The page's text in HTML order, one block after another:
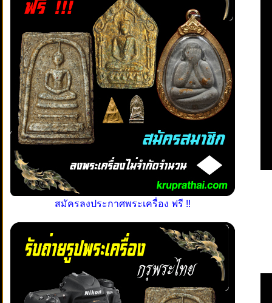
สมัครลงประกาศพระเครื่อง ฟรี !!